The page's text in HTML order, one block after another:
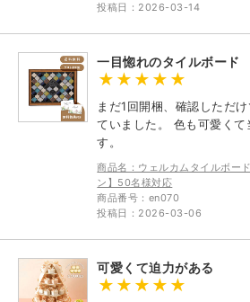
投稿日：2026-03-14
一目惚れのタイルボード
まだ1回開梱、確認しただ
ていました。 色も可愛く
す。
商品名：ウェルカムタイルボー
ン】50名様対応
商品番号：en070
投稿日：2026-03-06
可愛くて迫力がある